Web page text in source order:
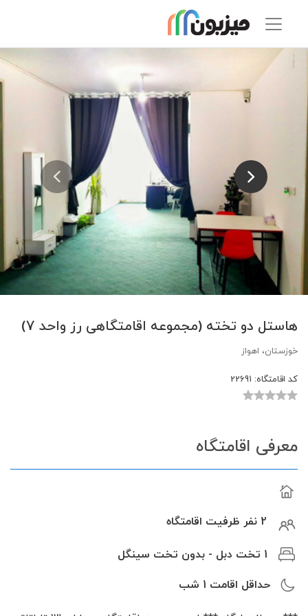
هاستل دو تخته (مجموعه اقامتگاهی رز واحد 7)
خوزستان، اهواز
کد اقامتگاه:
معرفی اقامتگاه
2 نفر ظرفیت اقامتگاه
1 تخت دبل - بدون تخت سینگل
حداقل اقامت 1 شب